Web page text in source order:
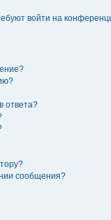
войти на
ответа?
сообщения?